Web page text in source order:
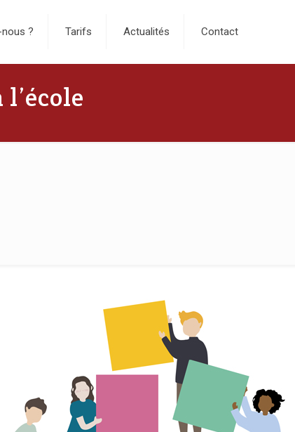
? Tarifs Actualités Contact